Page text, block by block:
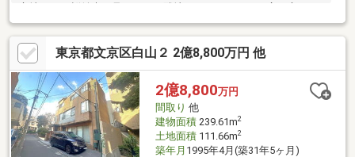
っている希少な立地のため、物件からみどり豊かな自然を目前に
眺められます。周辺には都内でも有数の名門校がズラりと位置す
るため、通学にも嬉しいですね。１階は独立した店舗仕様になっ
ているため、店舗併用住宅やご自宅のアトリエ、音楽室、在宅ワ
ークなど様々な用途にご活用頂けます！！【おすすめトピック】
システムキッチン、陽当り良好、閑静な住宅地、整形地、トイレ
２ヶ所、前面棟無、通風良好、眺望良好、３階建以上
東京都文京区白山２ 2億8,800万円 他
2億8,800万円
間取り 他
建物面積239.61m2
土地面積111.66m2
築年月 1995年4月(築31年5ヶ月)